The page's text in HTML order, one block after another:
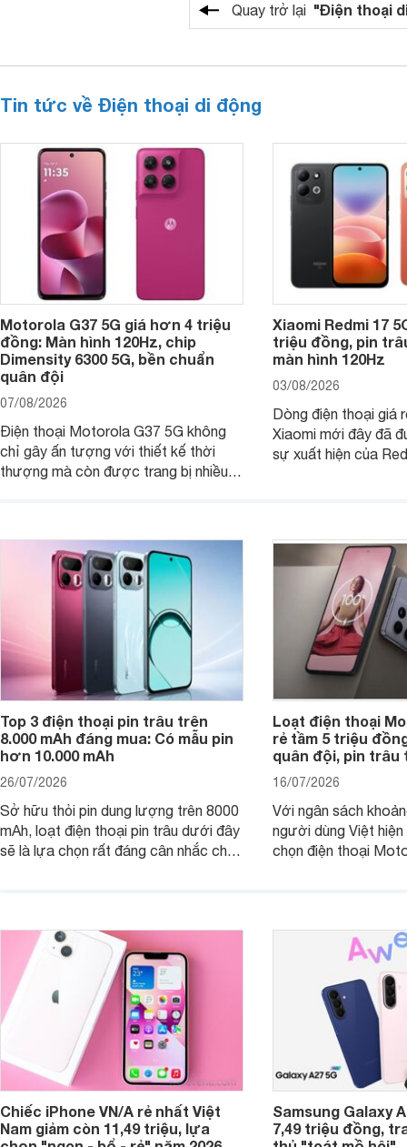
Quay trở lại "Điện thoại
Tin tức về Điện thoại di động
Motorola G37 5G giá hơn 4 triệu
đồng: Màn hình 120Hz, chip
Dimensity 6300 5G, bền chuẩn
quân đội
07/08/2026
Điện thoại Motorola G37 5G không
chỉ gây ấn tượng với thiết kế thời
thượng mà còn được trang bị nhiều
Xiaomi Redmi 17
triệu đồng, pin
màn hình 120Hz
03/08/2026
Dòng điện thoại giá
Xiaomi mới đây đã
sự xuất hiện của
Top 3 điện thoại pin trâu trên
8.000 mAh đáng mua: Có mẫu pin
hơn 10.000 mAh
26/07/2026
Sở hữu thỏi pin dung lượng trên 8000
mAh, loạt điện thoại pin trâu dưới đây
sẽ là lựa chọn rất đáng cân nhắc cho
Loạt điện thoại
rẻ tầm 5 triệu
quân đội, pin trâu
16/07/2026
Với ngân sách
người dùng Việt
chọn điện thoại
Chiếc iPhone VN/A rẻ nhất Việt
Nam giảm còn 11,49 triệu, lựa
Samsung Galaxy
7,49 triệu đồng,